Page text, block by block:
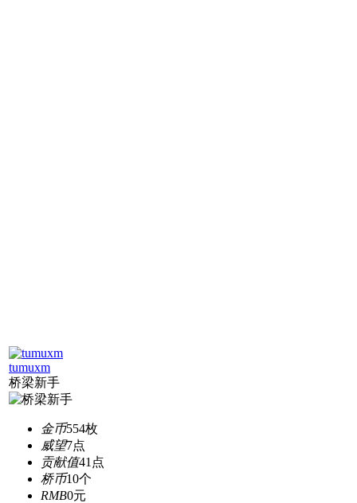
tumuxm
桥梁新手
金币554枚
威望7点
贡献值41点
桥币10个
RMB0元